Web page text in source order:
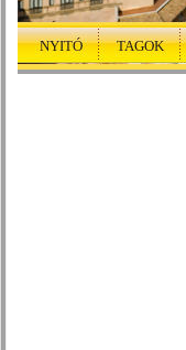
NYITÓ TAGOK